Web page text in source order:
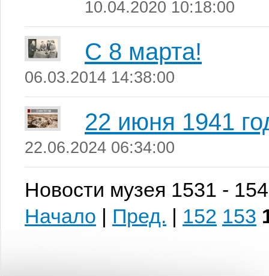
10.04.2020 10:18:00
C 8 марта!
06.03.2014 14:38:00
22 июня 1941
22.06.2024 06:34:00
Новости музея 1531 -
Начало | Пред. | 152 153